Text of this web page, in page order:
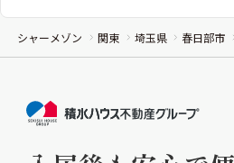
シャーメゾン 関東 埼玉県 春日部市